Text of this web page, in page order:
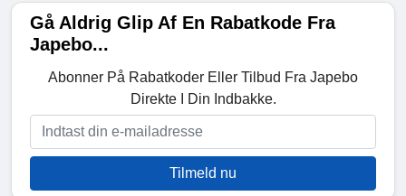
Gå Aldrig Glip Af En Rabatkode Fra
Japebo...
Abonner På Rabatkoder Eller Tilbud Fra Japebo
Direkte I Din Indbakke.
Tilmeld nu